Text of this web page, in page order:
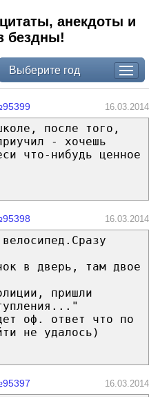
анекдоты и
бездны!
Выберите год
16.03.2014
после того,
- хочешь
что-нибудь ценное
16.03.2014
в дверь, там двое
пришли
оф. ответ что по
не удалось)
16.03.2014